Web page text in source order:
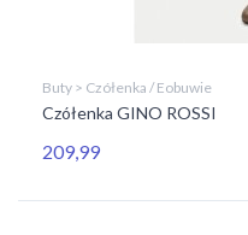
Buty > Czółenka / Eobuwie
Czółenka GINO ROSSI
209,99